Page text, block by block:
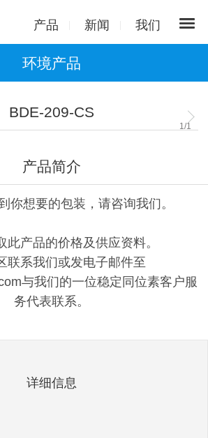
产品 新闻 我们
环境产品
BDE-209-CS
1 /1
产品简介
你想要的包装，请咨询我们。
此产品的价格及供应资料。
联系我们或发电子邮件至
与我们的一位稳定同位素客户服
务代表联系。
详细信息